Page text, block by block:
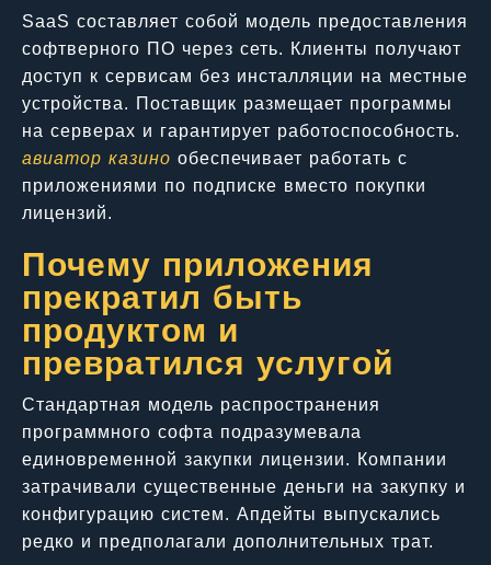
SaaS составляет собой модель предоставления
софтверного ПО через сеть. Клиенты получают
доступ к сервисам без инсталляции на местные
устройства. Поставщик размещает программы
на серверах и гарантирует работоспособность.
авиатор казино обеспечивает работать с
приложениями по подписке вместо покупки
лицензий.
Почему приложения
прекратил быть
продуктом и
превратился услугой
Стандартная модель распространения
программного софта подразумевала
единовременной закупки лицензии. Компании
затрачивали существенные деньги на закупку и
конфигурацию систем. Апдейты выпускались
редко и предполагали дополнительных трат.